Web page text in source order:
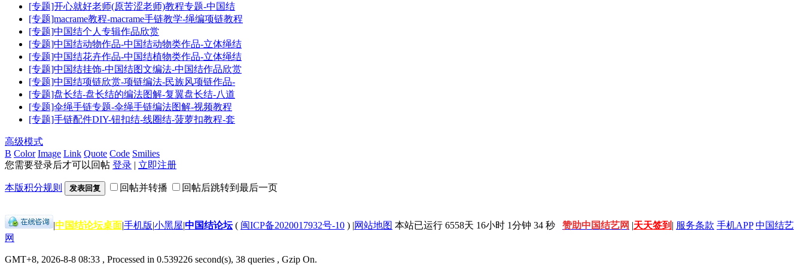
[专题]开心就好老师(原苦涩老师)教程专题-中国结
[专题]macrame教程-macrame手链教学-绳编项链教程
[专题]中国结个人专辑作品欣赏
[专题]中国结动物作品-中国结动物类作品-立体绳结
[专题]中国结花卉作品-中国结植物类作品-立体绳结
[专题]中国结挂饰-中国结图文编法-中国结作品欣赏
[专题]中国结项链欣赏-项链编法-民族风项链作品-
[专题]盘长结-盘长结的编法图解-复翼盘长结-八道
[专题]伞绳手链专题-伞绳手链编法图解-视频教程
[专题]手链配件DIY-钮扣结-线圈结-菠萝扣教程-套
高级模式
B Color Image Link Quote Code Smilies
您需要登录后才可以回帖 登录 | 立即注册
本版积分规则 发表回复 回帖并转播 回帖后跳转到最后一页
|中国结论坛桌面|手机版|小黑屋|中国结论坛( 闽ICP备2020017932号-10 ) |网站地图 本站已运行 6558天 16小时 1分钟 35 秒 赞助中国结艺网 |天天签到 | 服务条款 手机APP 中国结艺
网
GMT+8, 2026-8-8 08:33 , Processed in 0.539226 second(s), 38 queries , Gzip On.